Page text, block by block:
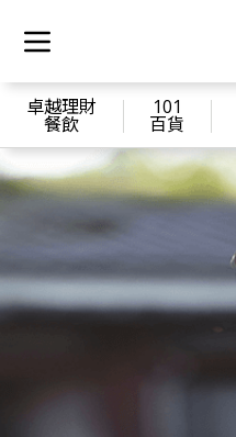
卓越理財
餐飲
101
百貨